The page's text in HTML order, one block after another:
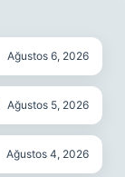
Ağustos 6, 2026
Ağustos 5, 2026
Ağustos 4, 2026